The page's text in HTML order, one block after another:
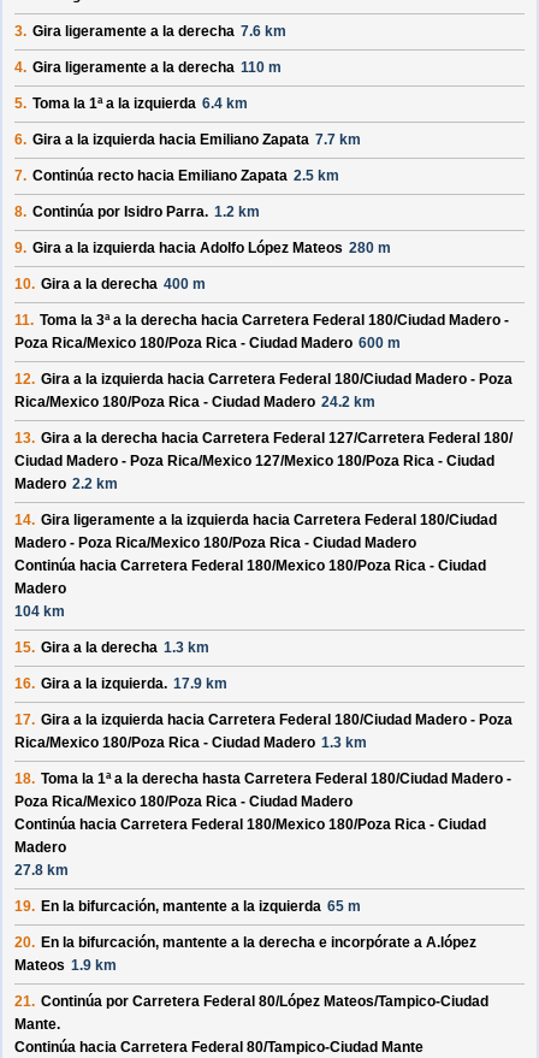
3. Gira ligeramente a la derecha 7.6 km
4. Gira ligeramente a la derecha 110 m
5. Toma la 1ª a la izquierda 6.4 km
6. Gira a la izquierda hacia Emiliano Zapata 7.7 km
7. Continúa recto hacia Emiliano Zapata 2.5 km
8. Continúa por Isidro Parra. 1.2 km
9. Gira a la izquierda hacia Adolfo López Mateos 280 m
10. Gira a la derecha 400 m
11. Toma la 3ª a la derecha hacia Carretera Federal 180/Ciudad Madero -
Poza Rica/Mexico 180/Poza Rica - Ciudad Madero 600 m
12. Gira a la izquierda hacia Carretera Federal 180/Ciudad Madero - Poza
Rica/Mexico 180/Poza Rica - Ciudad Madero 24.2 km
13. Gira a la derecha hacia Carretera Federal 127/Carretera Federal 180/
Ciudad Madero - Poza Rica/Mexico 127/Mexico 180/Poza Rica - Ciudad
Madero 2.2 km
14. Gira ligeramente a la izquierda hacia Carretera Federal 180/Ciudad
Madero - Poza Rica/Mexico 180/Poza Rica - Ciudad Madero
Continúa hacia Carretera Federal 180/Mexico 180/Poza Rica - Ciudad
Madero
104 km
15. Gira a la derecha 1.3 km
16. Gira a la izquierda. 17.9 km
17. Gira a la izquierda hacia Carretera Federal 180/Ciudad Madero - Poza
Rica/Mexico 180/Poza Rica - Ciudad Madero 1.3 km
18. Toma la 1ª a la derecha hasta Carretera Federal 180/Ciudad Madero -
Poza Rica/Mexico 180/Poza Rica - Ciudad Madero
Continúa hacia Carretera Federal 180/Mexico 180/Poza Rica - Ciudad
Madero
27.8 km
19. En la bifurcación, mantente a la izquierda 65 m
20. En la bifurcación, mantente a la derecha e incorpórate a A.lópez
Mateos 1.9 km
21. Continúa por Carretera Federal 80/López Mateos/Tampico-Ciudad
Mante.
Continúa hacia Carretera Federal 80/Tampico-Ciudad Mante